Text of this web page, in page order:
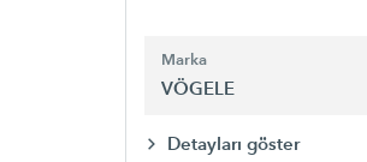
Marka
VÖGELE
Detayları göster